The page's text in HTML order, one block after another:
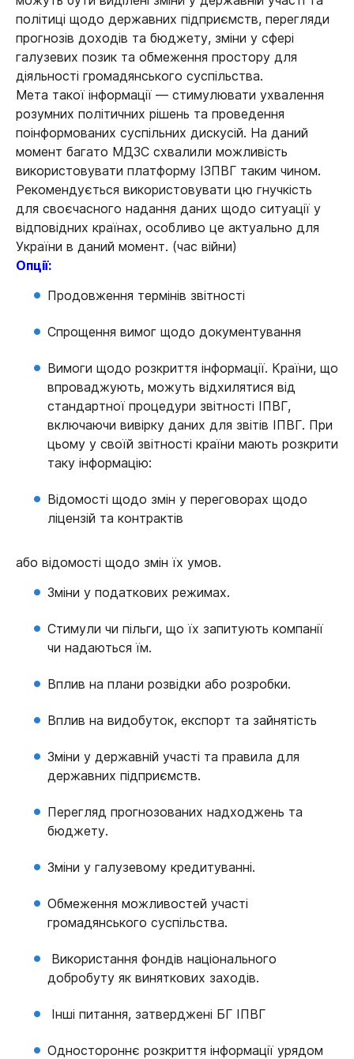
політиці щодо державних підприємств, перегляди
прогнозів доходів та бюджету, зміни у сфері
галузевих позик та обмеження простору для
діяльності громадянського суспільства.
Мета такої інформації — стимулювати ухвалення
розумних політичних рішень та проведення
поінформованих суспільних дискусій. На даний
момент багато МДЗС схвалили можливість
використовувати платформу ІЗПВГ таким чином.
Рекомендується використовувати цю гнучкість
для своєчасного надання даних щодо ситуації у
відповідних країнах, особливо це актуально для
України в даний момент. (час війни)
Опції:
Продовження термінів звітності
Спрощення вимог щодо документування
Вимоги щодо розкриття інформації. Країни, що
впроваджують, можуть відхилятися від
стандартної процедури звітності ІПВГ,
включаючи вивірку даних для звітів ІПВГ. При
цьому у своїй звітності країни мають розкрити
таку інформацію:
Відомості щодо змін у переговорах щодо
ліцензій та контрактів
або відомості щодо змін їх умов.
Зміни у податкових режимах.
Стимули чи пільги, що їх запитують компанії
чи надаються їм.
Вплив на плани розвідки або розробки.
Вплив на видобуток, експорт та зайнятість
Зміни у державній участі та правила для
державних підприємств.
Перегляд прогнозованих надходжень та
бюджету.
Зміни у галузевому кредитуванні.
Обмеження можливостей участі
громадянського суспільства.
Використання фондів національного
добробуту як виняткових заходів.
Інші питання, затверджені БГ ІПВГ
Одностороннє розкриття інформації урядом